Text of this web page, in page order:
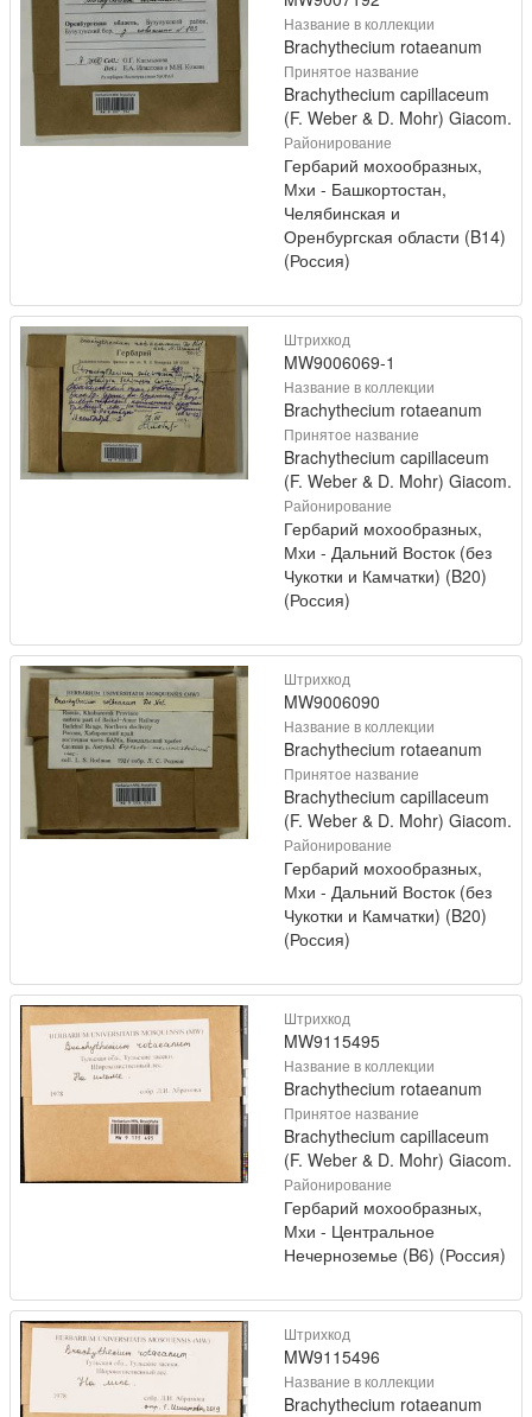
Название в коллекции
Brachythecium rotaeanum
Принятое название
Brachythecium capillaceum
(F. Weber & D. Mohr) Giacom.
Районирование
Гербарий мохообразных,
Мхи - Башкортостан,
Челябинская и
Оренбургская области (B14)
(Россия)
Штрихкод
MW9006069-1
Название в коллекции
Brachythecium rotaeanum
Принятое название
Brachythecium capillaceum
(F. Weber & D. Mohr) Giacom.
Районирование
Гербарий мохообразных,
Мхи - Дальний Восток (без
Чукотки и Камчатки) (B20)
(Россия)
Штрихкод
MW9006090
Название в коллекции
Brachythecium rotaeanum
Принятое название
Brachythecium capillaceum
(F. Weber & D. Mohr) Giacom.
Районирование
Гербарий мохообразных,
Мхи - Дальний Восток (без
Чукотки и Камчатки) (B20)
(Россия)
Штрихкод
MW9115495
Название в коллекции
Brachythecium rotaeanum
Принятое название
Brachythecium capillaceum
(F. Weber & D. Mohr) Giacom.
Районирование
Гербарий мохообразных,
Мхи - Центральное
Нечерноземье (B6) (Россия)
Штрихкод
MW9115496
Название в коллекции
Brachythecium rotaeanum